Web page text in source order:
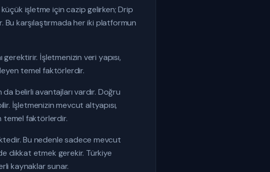
işletme için cazip gelirken; Drip
karşılaştırmada her iki platformun
İşletmenizin veri yapısı,
temel faktörlerdir.
belirli avantajları vardır. Doğru
İşletmenizin mevcut altyapısı,
temel faktörlerdir.
Bu nedenle sadece mevcut
dikkat etmek gerekir. Türkiye
kaynaklar sunar.